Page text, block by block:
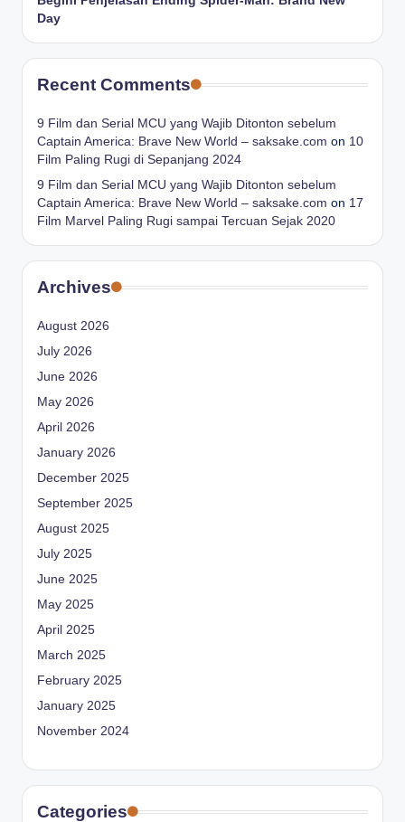
Day
Recent Comments
9 Film dan Serial MCU yang Wajib Ditonton sebelum
Captain America: Brave New World – saksake.com on 10
Film Paling Rugi di Sepanjang 2024
9 Film dan Serial MCU yang Wajib Ditonton sebelum
Captain America: Brave New World – saksake.com on 17
Film Marvel Paling Rugi sampai Tercuan Sejak 2020
Archives
August 2026
July 2026
June 2026
May 2026
April 2026
January 2026
December 2025
September 2025
August 2025
July 2025
June 2025
May 2025
April 2025
March 2025
February 2025
January 2025
November 2024
Categories